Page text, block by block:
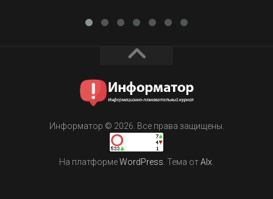
Информатор © 2026. Все права защищены.
На платформеWordPress. Тема отAlx.